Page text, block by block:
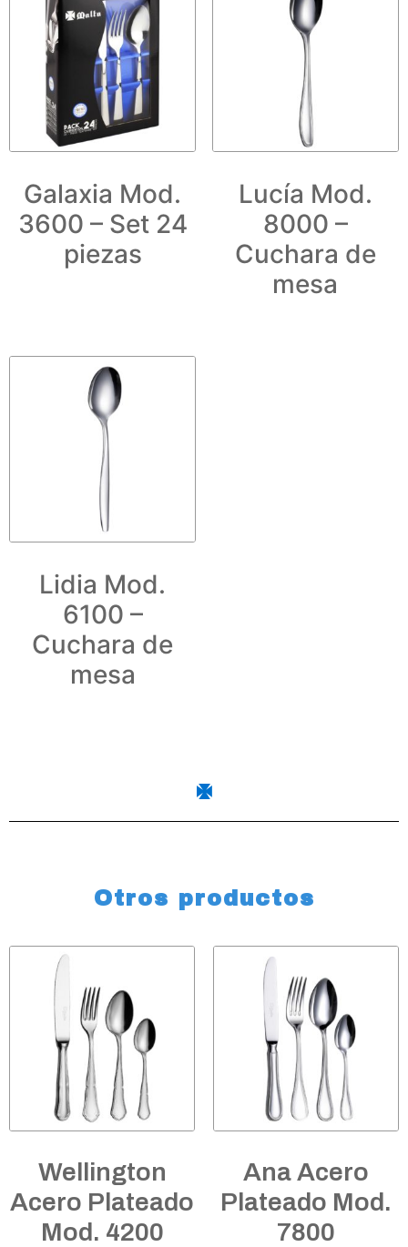
Galaxia Mod.
3600 – Set 24
piezas
Lucía Mod.
8000 –
Cuchara de
mesa
Lidia Mod.
6100 –
Cuchara de
mesa
Otros productos
Wellington
Acero Plateado
Mod. 4200
Ana Acero
Plateado Mod.
7800